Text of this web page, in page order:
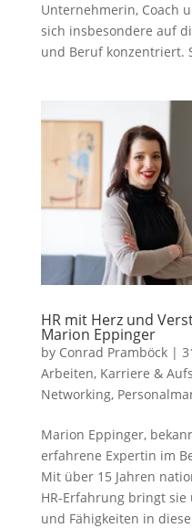
Unternehmerin, Coach
sich insbesondere auf
und Beruf konzentriert.
HR mit Herz und
Marion Eppinger
by Conrad Pramböck|
Arbeiten, Karriere &
Networking,
Marion Eppinger,
erfahrene Expertin im
Mit über 15 Jahren
HR-Erfahrung bringt
und Fähigkeiten in